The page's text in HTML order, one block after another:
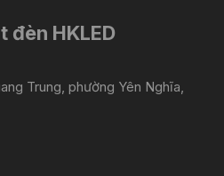
đèn HKLED
Trung, phường Yên Nghĩa,